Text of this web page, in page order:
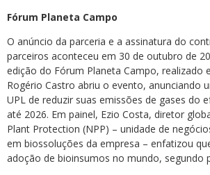
Fórum Planeta Campo
O anúncio da parceria e a assinatura do
parceiros aconteceu em 30 de outubro de
edição do Fórum Planeta Campo, realizado
Rogério Castro abriu o evento, anunciando
UPL de reduzir suas emissões de gases do
até 2026. Em painel, Ezio Costa, diretor
Plant Protection (NPP) – unidade de
em biossoluções da empresa – enfatizou
adoção de bioinsumos no mundo, segundo